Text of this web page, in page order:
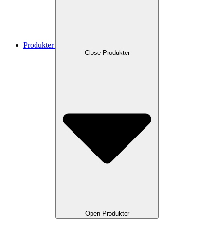
Produkter
Close Produkter
Open Produkter